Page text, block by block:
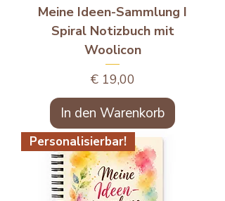
Meine Ideen-Sammlung I
Spiral Notizbuch mit
Woolicon
Preis
€ 19,00
In den Warenkorb
Personalisierbar!